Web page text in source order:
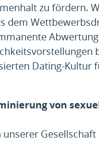
zu fördern.
dem
Dating-Kultur
von